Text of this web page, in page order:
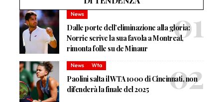
News
Dalle porte dell’eliminazione alla gloria:
Norrie scrive la sua favola a Montreal,
rimonta folle su de Minaur
News Wta
Paolini salta il WTA 1000 di Cincinnati, non
difenderà la finale del 2025